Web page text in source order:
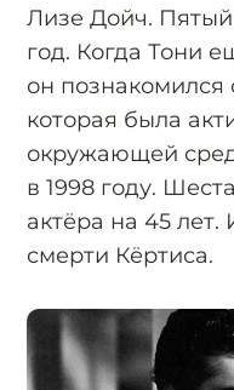
Лизе Дойч.
год. Когда Тони
он
которая была
окружающей
в 1998 году.
актёра на 45
смерти Кёртиса.